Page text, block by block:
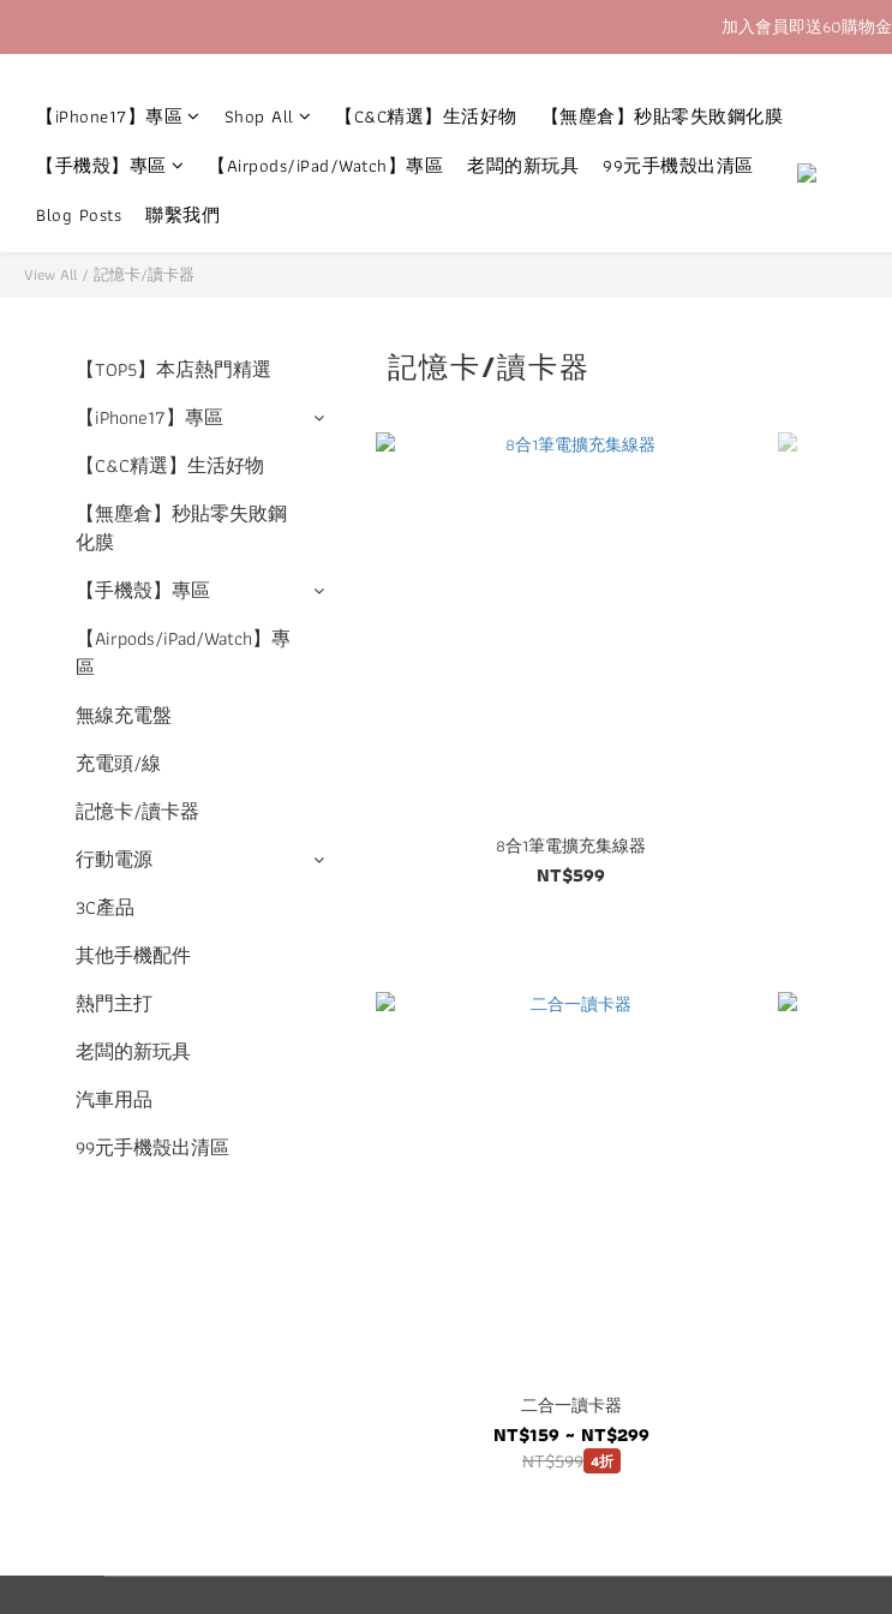
加入會員即送60購物金
加入會員即送60購物金
【iPhone17】專區 Shop All 【C&C精選】生活好物
【無塵倉】秒貼零失敗鋼化膜
【手機殼】專區
【Airpods/iPad/Watch】專區 老闆的新玩具
99元手機殼出清區
Blog Posts
聯繫我們
View All / 記憶卡/讀卡器
【TOP5】本店熱門精選
【iPhone17】專區
【C&C精選】生活好物
【無塵倉】秒貼零失敗鋼
化膜
【手機殼】專區
【Airpods/iPad/Watch】專
區
無線充電盤
充電頭/線
記憶卡/讀卡器
行動電源
3C產品
其他手機配件
熱門主打
老闆的新玩具
汽車用品
99元手機殼出清區
記憶卡/讀卡器
8合1筆電擴充集線器
NT$599
二合一讀卡器
NT$159 ~ NT$299
NT$599 4折